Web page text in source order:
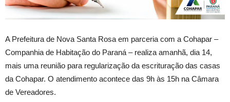
A Prefeitura de Nova Santa Rosa em parceria com a Cohapar –
Companhia de Habitação do Paraná – realiza amanhã, dia 14,
mais uma reunião para regularização da escrituração das casas
da Cohapar. O atendimento acontece das 9h às 15h na Câmara
de Vereadores.